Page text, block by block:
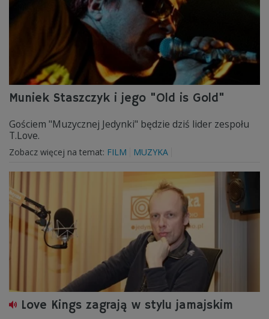
Muniek Staszczyk i jego "Old is Gold"
Gościem "Muzycznej Jedynki" będzie dziś lider zespołu
T.Love.
Zobacz więcej na temat: FILM MUZYKA
Love Kings zagrają w stylu jamajskim